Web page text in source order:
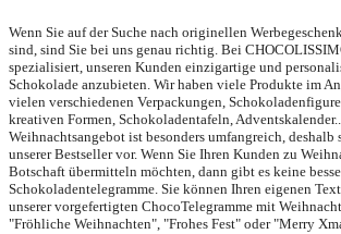
Wenn Sie auf der Suche nach originellen
sind, sind Sie bei uns genau richtig. Bei
spezialisiert, unseren Kunden einzigartige und
Schokolade anzubieten. Wir haben viele Produkte im
vielen verschiedenen Verpackungen,
kreativen Formen, Schokoladentafeln,
Weihnachtsangebot ist besonders umfangreich,
unserer Bestseller vor. Wenn Sie Ihren Kunden zu
Botschaft übermitteln möchten, dann gibt es keine
Schokoladentelegramme. Sie können Ihren eigenen
unserer vorgefertigten ChocoTelegramme mit
"Fröhliche Weihnachten", "Frohes Fest" oder "Merry